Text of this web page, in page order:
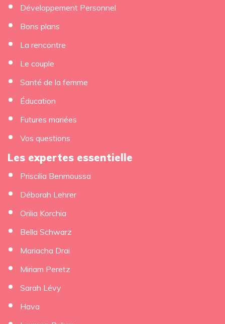
Développement Personnel
Bons plans
La rencontre
Le couple
Santé de la femme
Éducation
Futures mariées
Vos questions
Les expertes essentielle
Priscilia Benmoussa
Déborah Lehrer
Orilia Korchia
Bella Schwarz
Mariacha Drai
Miriam Peretz
Sarah Lévy
Hava